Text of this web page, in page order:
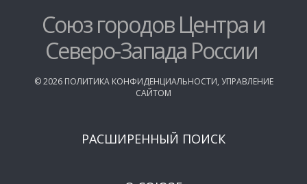
Союз городов Центра и
Северо-Запада России
©2026 ПОЛИТИКА КОНФИДЕНЦИАЛЬНОСТИ, УПРАВЛЕНИЕ
САЙТОМ
РАСШИРЕННЫЙ ПОИСК